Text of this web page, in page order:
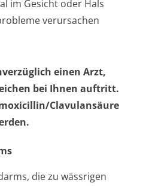
im Gesicht oder Hals
verursachen
einen Arzt,
bei Ihnen auftritt.
Cla­vulansäure
die zu wässrigen